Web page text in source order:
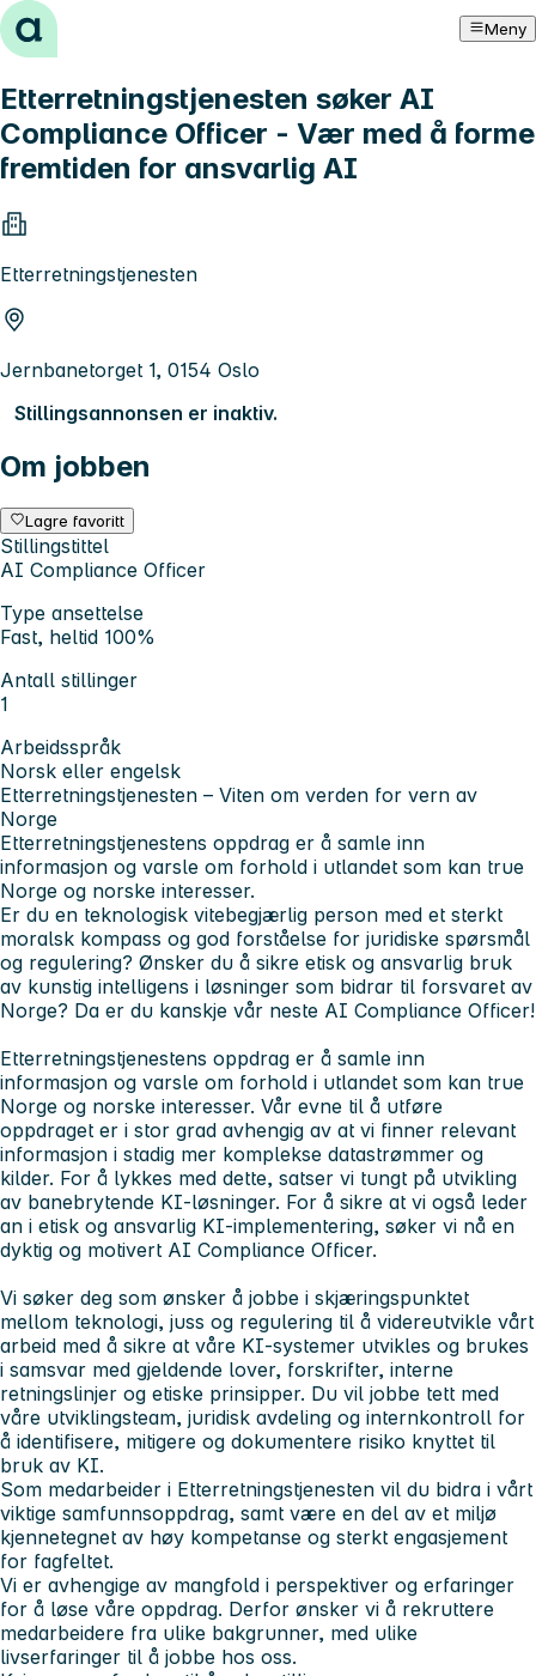
Hopp til innhold Meny
Etterretningstjenesten søker AI
Compliance Officer - Vær med å forme
fremtiden for ansvarlig AI
Etterretningstjenesten
Jernbanetorget 1, 0154 Oslo
Stillingsannonsen er inaktiv.
Om jobben
Lagre favoritt
Stillingstittel
AI Compliance Officer
Type ansettelse
Fast, heltid 100%
Antall stillinger
1
Arbeidsspråk
Norsk eller engelsk
Etterretningstjenesten – Viten om verden for vern av
Norge
Etterretningstjenestens oppdrag er å samle inn
informasjon og varsle om forhold i utlandet som kan true
Norge og norske interesser.
Er du en teknologisk vitebegjærlig person med et sterkt
moralsk kompass og god forståelse for juridiske spørsmål
og regulering? Ønsker du å sikre etisk og ansvarlig bruk
av kunstig intelligens i løsninger som bidrar til forsvaret av
Norge? Da er du kanskje vår neste AI Compliance Officer!
Etterretningstjenestens oppdrag er å samle inn
informasjon og varsle om forhold i utlandet som kan true
Norge og norske interesser. Vår evne til å utføre
oppdraget er i stor grad avhengig av at vi finner relevant
informasjon i stadig mer komplekse datastrømmer og
kilder. For å lykkes med dette, satser vi tungt på utvikling
av banebrytende KI-løsninger. For å sikre at vi også leder
an i etisk og ansvarlig KI-implementering, søker vi nå en
dyktig og motivert AI Compliance Officer.
Vi søker deg som ønsker å jobbe i skjæringspunktet
mellom teknologi, juss og regulering til å videreutvikle vårt
arbeid med å sikre at våre KI-systemer utvikles og brukes
i samsvar med gjeldende lover, forskrifter, interne
retningslinjer og etiske prinsipper. Du vil jobbe tett med
våre utviklingsteam, juridisk avdeling og internkontroll for
å identifisere, mitigere og dokumentere risiko knyttet til
bruk av KI.
Som medarbeider i Etterretningstjenesten vil du bidra i vårt
viktige samfunnsoppdrag, samt være en del av et miljø
kjennetegnet av høy kompetanse og sterkt engasjement
for fagfeltet.
Vi er avhengige av mangfold i perspektiver og erfaringer
for å løse våre oppdrag. Derfor ønsker vi å rekruttere
medarbeidere fra ulike bakgrunner, med ulike
livserfaringer til å jobbe hos oss.